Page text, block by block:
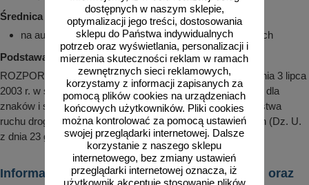
dostępnych w naszym sklepie,
optymalizacji jego treści, dostosowania
sklepu do Państwa indywidualnych
potrzeb oraz wyświetlania, personalizacji i
mierzenia skuteczności reklam w ramach
zewnętrznych sieci reklamowych,
korzystamy z informacji zapisanych za
pomocą plików cookies na urządzeniach
końcowych użytkowników. Pliki cookies
można kontrolować za pomocą ustawień
swojej przeglądarki internetowej. Dalsze
korzystanie z naszego sklepu
internetowego, bez zmiany ustawień
przeglądarki internetowej oznacza, iż
użytkownik akceptuje stosowanie plików
Średnica 100cm:
na autostradach, umieszczane przy jezdniach głównych
Podstawa prawna:
ROZPORZĄDZENIE MINISTRA INFRASTRUKTURY z dnia 3 lipca
2003 r. w sprawie szczegółowych warunków technicznych dla
znaków i sygnałów drogowych oraz urządzeń bezpieczeństwa
ruchu drogowego i warunków ich umieszczania na drogach (Dz. U.
z dnia 23 grudnia 2003 r.)
Informacje dotyczące transportu, rozładunku oraz